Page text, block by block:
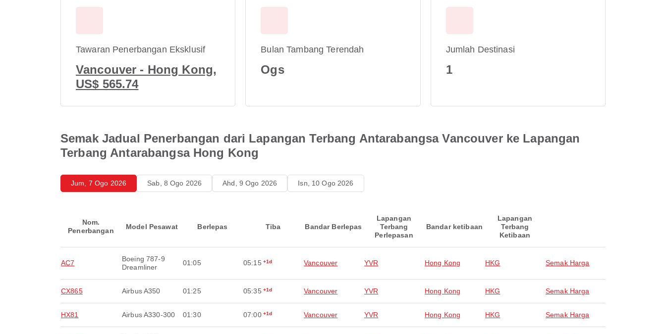
Tawaran Penerbangan Eksklusif
Vancouver - Hong Kong,
US$ 565.74
Bulan Tambang Terendah
Ogs
Jumlah Destinasi
1
Semak Jadual Penerbangan dari Lapangan Terbang Antarabangsa Vancouver ke Lapangan
Terbang Antarabangsa Hong Kong
Jum, 7 Ogo 2026 Sab, 8 Ogo 2026 Ahd, 9 Ogo 2026 Isn, 10 Ogo 2026
Nom.
Penerbangan
Model Pesawat Berlepas Tiba Bandar Berlepas
Lapangan
Terbang
Perlepasan
Bandar ketibaan
Lapangan
Terbang
Ketibaan
AC7
Boeing 787-9
Dreamliner
01:05 05:15 +1d Vancouver YVR Hong Kong HKG Semak Harga
CX865 Airbus A350 01:25 05:35 +1d Vancouver YVR Hong Kong HKG Semak Harga
HX81 Airbus A330-300 01:30 07:00 +1d Vancouver YVR Hong Kong HKG Semak Harga